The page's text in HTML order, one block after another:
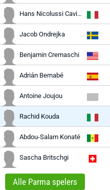
Hans Nicolussi Caviglia
Jacob Ondrejka
Benjamin Cremaschi
Adrián Bernabé
Antoine Joujou
Rachid Kouda
Abdou-Salam Konaté
Sascha Britschgi
Alle Parma spelers